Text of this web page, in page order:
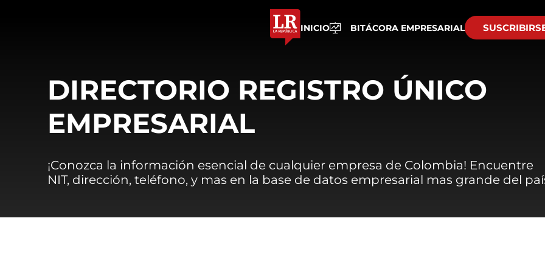
INICIO BITÁCORA EMPRESARIAL
DIRECTORIO REGISTRO ÚNICO
EMPRESARIAL
¡Conozca la información esencial de cualquier empresa de Colombia! Encuentre
NIT, dirección, teléfono, y mas en la base de datos empresarial mas grande del